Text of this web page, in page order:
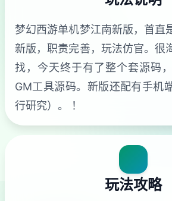
梦幻西游单机梦江南新版，首直
新版，职责完善，玩法仿官。很
找，今天终于有了整个套源码
GM工具源码。新版还配有手机
行研究）。 ！
玩法攻略